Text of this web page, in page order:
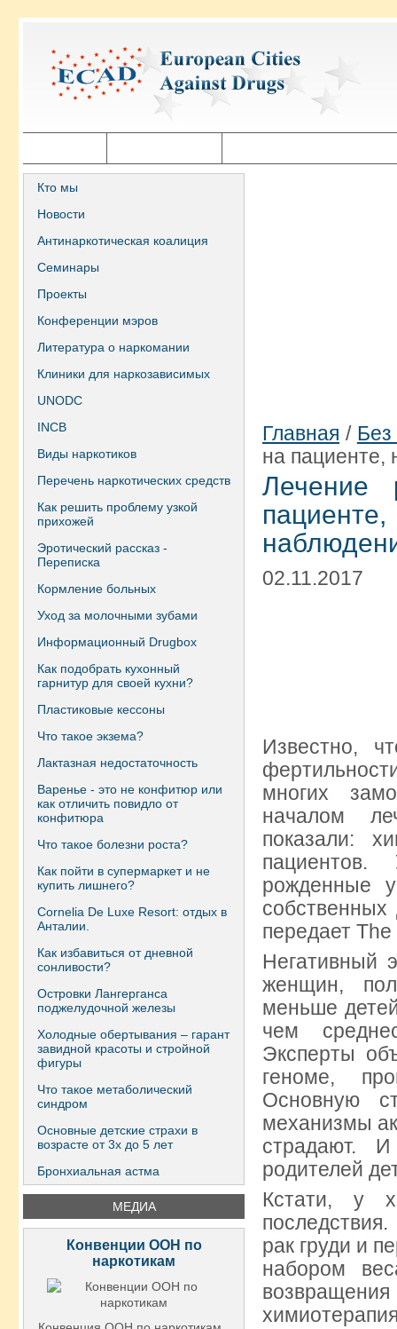
Кто мы
Новости
Антинаркотическая коалиция
Семинары
Проекты
Конференции мэров
Литература о наркомании
Клиники для наркозависимых
UNODC
INCB
Виды наркотиков
Перечень наркотических средств
Как решить проблему узкой
прихожей
Эротический рассказ -
Переписка
Кормление больных
Уход за молочными зубами
Информационный Drugbox
Как подобрать кухонный
гарнитур для своей кухни?
Пластиковые кессоны
Что такое экзема?
Лактазная недостаточность
Варенье - это не конфитюр или
как отличить повидло от
конфитюра
Что такое болезни роста?
Как пойти в супермаркет и не
купить лишнего?
Сornelia De Luxe Resort: отдых в
Анталии.
Как избавиться от дневной
сонливости?
Островки Лангерганса
поджелудочной железы
Холодные обертывания – гарант
завидной красоты и стройной
фигуры
Что такое метаболический
синдром
Основные детские страхи в
возрасте от 3х до 5 лет
Бронхиальная астма
МЕДИА
Конвенции ООН по
наркотикам
Главная / Без
на пациенте,
Лечение
02.11.2017
Известно,
многих
началом
показали:
рожденные
передает
Негативный
женщин,
меньше
чем
Эксперты
геноме,
Основную
механизмы
страдают.
родителей
Кстати, у
рак груди и
набором